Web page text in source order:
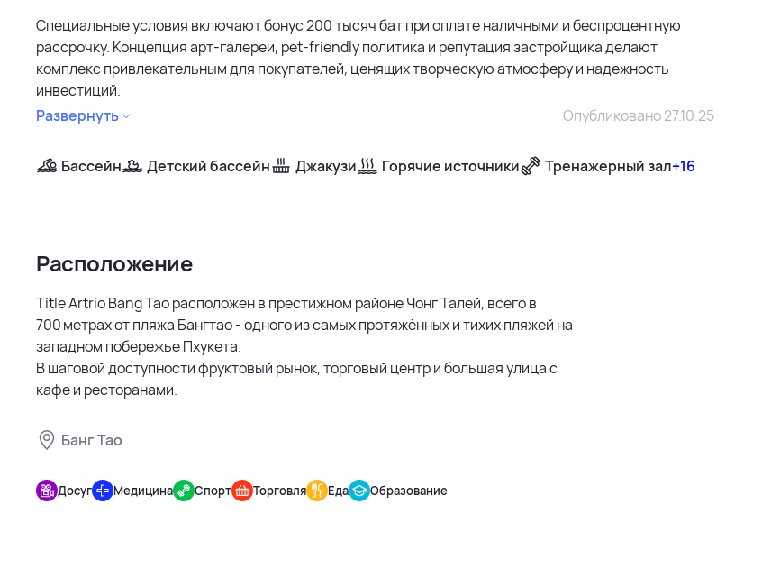
Специальные условия включают бонус 200 тысяч бат при оплате наличными и беспроцентную
рассрочку. Концепция арт-галереи, pet-friendly политика и репутация застройщика делают
комплекс привлекательным для покупателей, ценящих творческую атмосферу и надежность
инвестиций.
Развернуть
Опубликовано 27.10.25
Бассейн Детский бассейн Джакузи Горячие источники Тренажерный зал+16
Расположение
Title Artrio Bang Tao расположен в престижном районе Чонг Талей, всего в
700 метрах от пляжа Бангтао - одного из самых протяжённых и тихих пляжей на
западном побережье Пхукета.
В шаговой доступности фруктовый рынок, торговый центр и большая улица с
кафе и ресторанами.
Банг Тао
Artrio
Bang Tao
3 км
5 км
Досуг Медицина Спорт Торговля Еда Образование